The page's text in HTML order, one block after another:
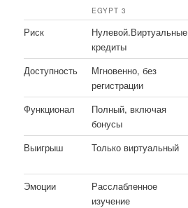
EGYPT 3
Риск
Нулевой.Виртуальные
кредиты
Доступность
Мгновенно, без
регистрации
Функционал
Полный, включая
бонусы
Выигрыш
Только виртуальный
Эмоции
Расслабленное
изучение